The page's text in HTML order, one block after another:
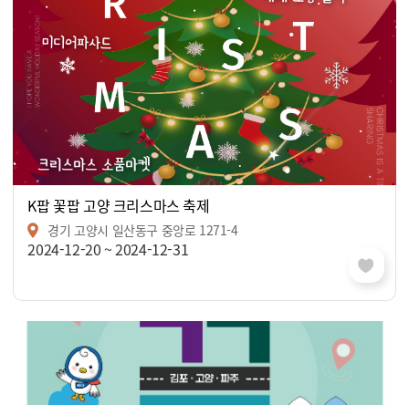
K팝 꽃팝 고양 크리스마스 축제
경기 고양시 일산동구 중앙로 1271-4
2024-12-20 ~ 2024-12-31